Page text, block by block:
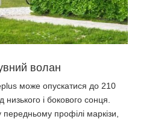
волан
може опускатися до 210
і бокового сонця.
профілі маркізи,